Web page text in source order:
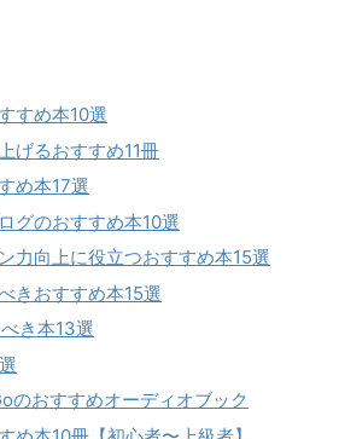
すめ本10選
げるおすすめ11冊
め本17選
グのおすすめ本10選
力向上に役立つおすすめ本15選
きおすすめ本15選
き本13選
のおすすめオーディオブック